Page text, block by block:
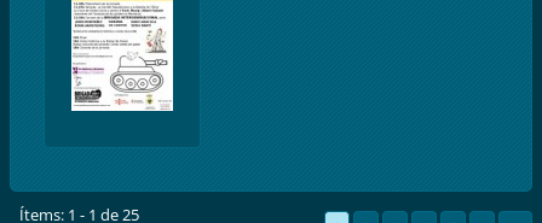
Ítems: 1 - 1 de 25